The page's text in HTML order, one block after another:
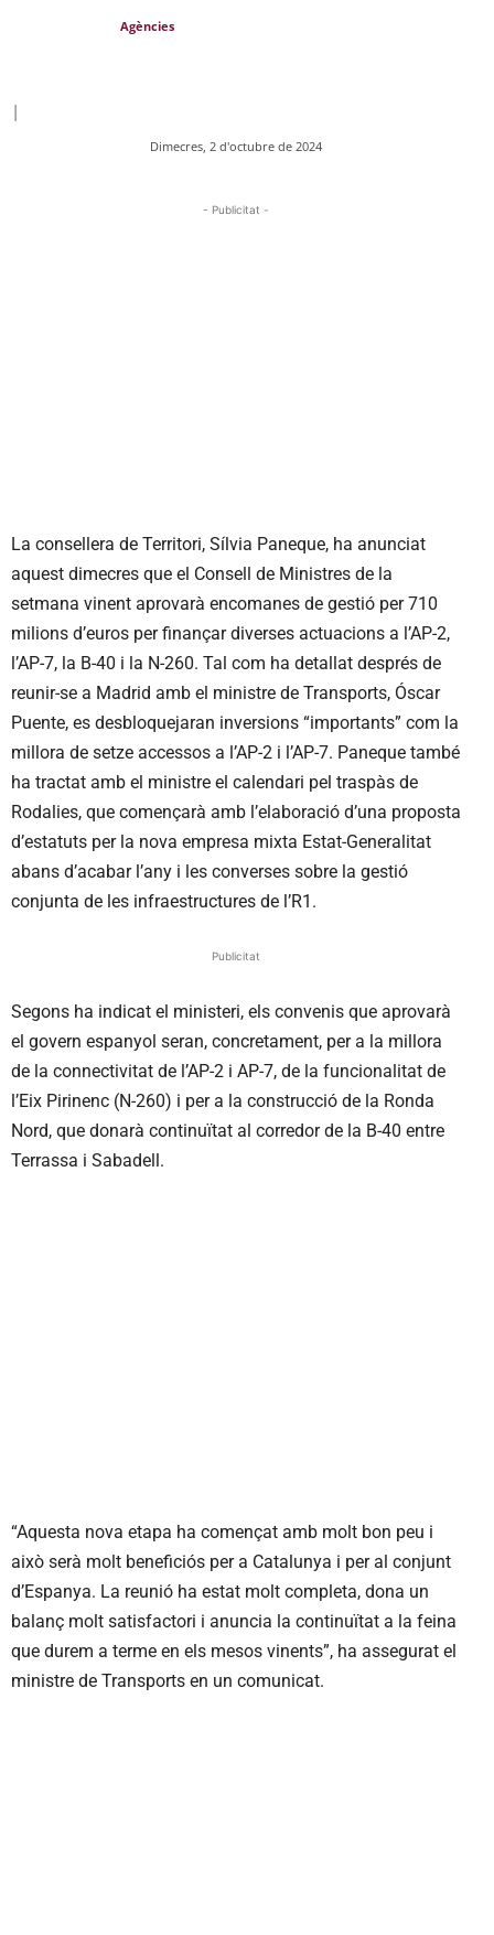
Agències
|
Dimecres, 2 d'octubre de 2024
- Publicitat -
La consellera de Territori, Sílvia Paneque, ha anunciat
aquest dimecres que el Consell de Ministres de la
setmana vinent aprovarà encomanes de gestió per 710
milions d’euros per finançar diverses actuacions a l’AP-2,
l’AP-7, la B-40 i la N-260. Tal com ha detallat després de
reunir-se a Madrid amb el ministre de Transports, Óscar
Puente, es desbloquejaran inversions “importants” com la
millora de setze accessos a l’AP-2 i l’AP-7. Paneque també
ha tractat amb el ministre el calendari pel traspàs de
Rodalies, que començarà amb l’elaboració d’una proposta
d’estatuts per la nova empresa mixta Estat-Generalitat
abans d’acabar l’any i les converses sobre la gestió
conjunta de les infraestructures de l’R1.
Publicitat
Segons ha indicat el ministeri, els convenis que aprovarà
el govern espanyol seran, concretament, per a la millora
de la connectivitat de l’AP-2 i AP-7, de la funcionalitat de
l’Eix Pirinenc (N-260) i per a la construcció de la Ronda
Nord, que donarà continuïtat al corredor de la B-40 entre
Terrassa i Sabadell.
“Aquesta nova etapa ha començat amb molt bon peu i
això serà molt beneficiós per a Catalunya i per al conjunt
d’Espanya. La reunió ha estat molt completa, dona un
balanç molt satisfactori i anuncia la continuïtat a la feina
que durem a terme en els mesos vinents”, ha assegurat el
ministre de Transports en un comunicat.